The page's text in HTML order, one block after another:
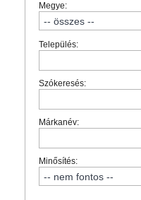
Megye:
Település:
Szókeresés:
Márkanév:
Minősítés: